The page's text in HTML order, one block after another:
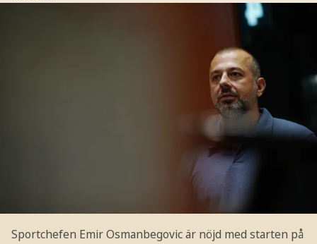
Sportchefen Emir Osmanbegovic är nöjd med starten på